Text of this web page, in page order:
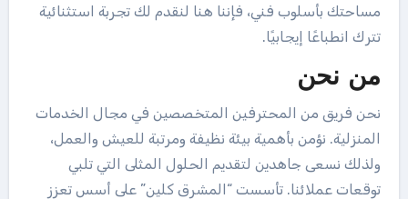
مساحتك بأسلوب فني، فإننا هنا لنقدم لك تجربة استثنائية
تترك انطباعًا إيجابيًا.
من نحن
نحن فريق من المحترفين المتخصصين في مجال الخدمات
المنزلية. نؤمن بأهمية بيئة نظيفة ومرتبة للعيش والعمل،
ولذلك نسعى جاهدين لتقديم الحلول المثلى التي تلبي
توقعات عملائنا. تأسست “المشرق كلين” على أسس تعزز